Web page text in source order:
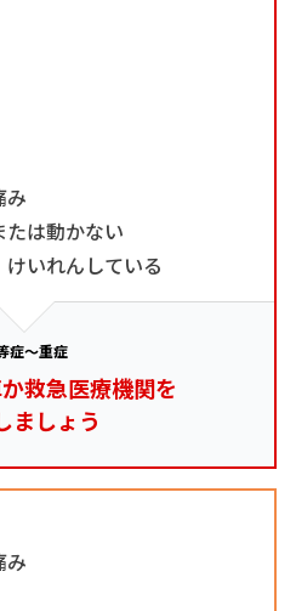
み
は動かない
いれんしている
症～重症
救急医療機関を
ましょう
み